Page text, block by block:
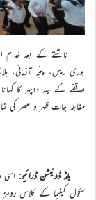
ناشتے کے بعد خدام
بوری ریس، پنجہ آزمائی،
وقفے کے بعد دوپہر کا
مقابلہ جات ظہر و عصر
بلڈ ڈونیشن ڈرائیو: اسی